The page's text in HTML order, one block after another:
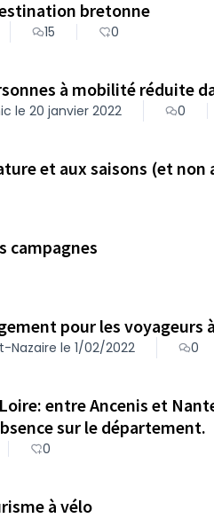
bretonne
15 0
à mobilité réduite
le 20 janvier 2022 0
et aux saisons (et
campagnes
Favoriser les lieux d'hébergement pour
Nazaire le 1/02/2022 0
entre Ancenis et
sur le département.
0
à vélo